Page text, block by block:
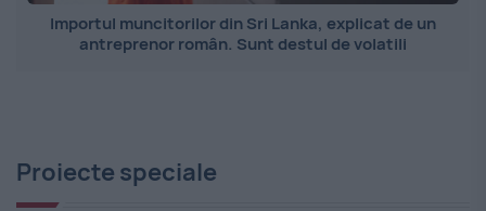
Importul muncitorilor din Sri Lanka, explicat de un
antreprenor român. Sunt destul de volatili
Proiecte speciale